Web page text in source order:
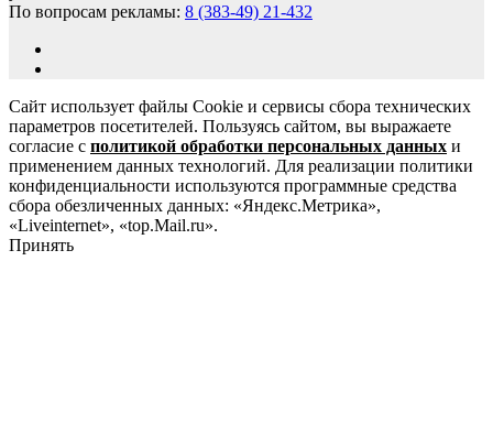
По вопросам рекламы: 8 (383-49) 21-432
Сайт использует файлы Cookie и сервисы сбора технических
параметров посетителей. Пользуясь сайтом, вы выражаете
согласие с политикой обработки персональных данных и
применением данных технологий. Для реализации политики
конфиденциальности используются программные средства
сбора обезличенных данных: «Яндекс.Метрика»,
«Liveinternet», «top.Mail.ru».
Принять